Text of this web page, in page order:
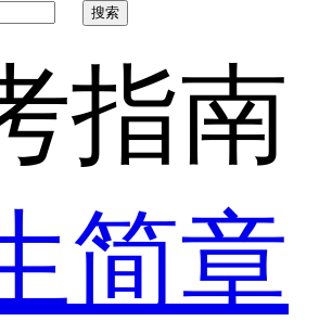
搜索
指南
简章